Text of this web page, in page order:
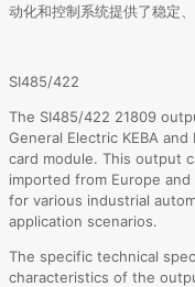
动化和控制系统提供了稳定
SI485/422
The SI485/422 21809
General Electric KEBA
card module. This output
imported from Europe
for various industrial
application scenarios.
The specific technical
characteristics of the